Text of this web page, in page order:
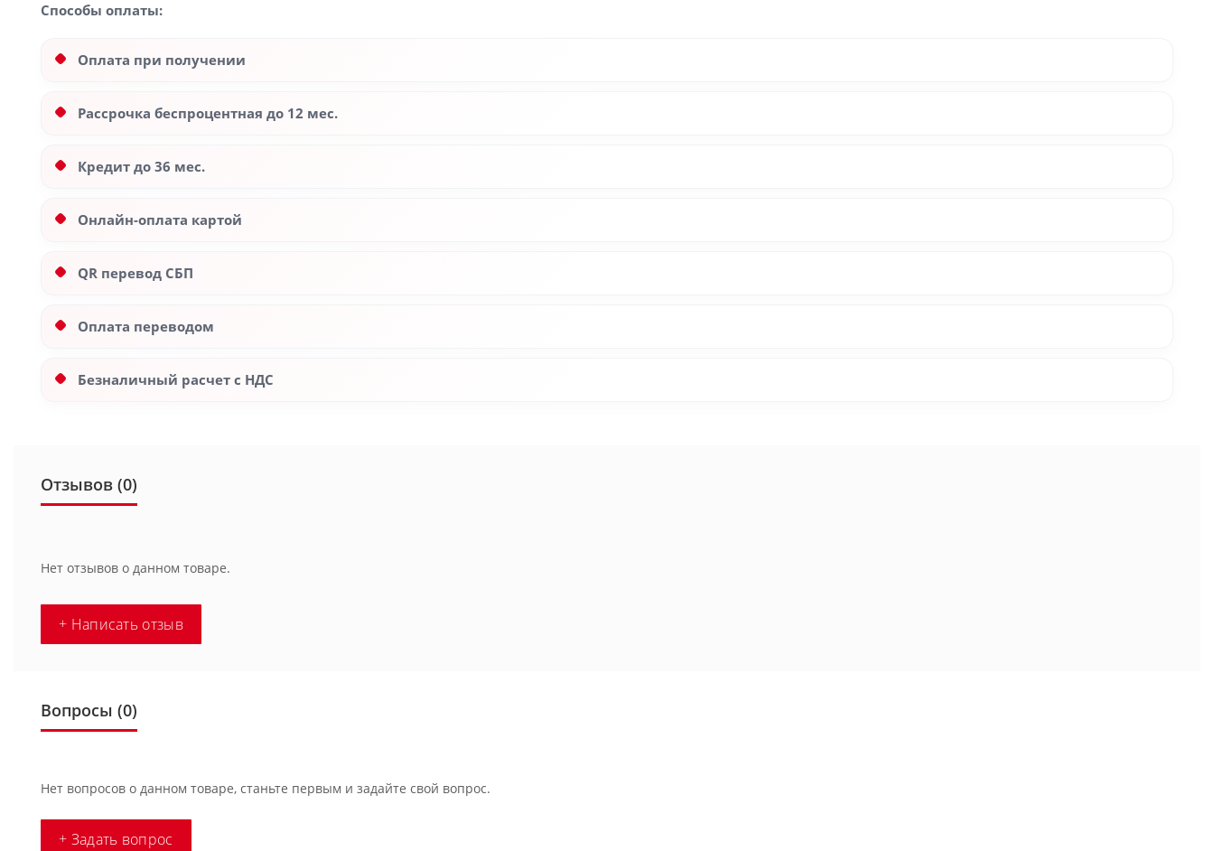
Способы оплаты:
Оплата при получении
Рассрочка беспроцентная до 12 мес.
Кредит до 36 мес.
Онлайн-оплата картой
QR перевод СБП
Оплата переводом
Безналичный расчет с НДС
Отзывов (0)
Нет отзывов о данном товаре.
+ Написать отзыв
Вопросы (0)
Нет вопросов о данном товаре, станьте первым и задайте свой вопрос.
+ Задать вопрос